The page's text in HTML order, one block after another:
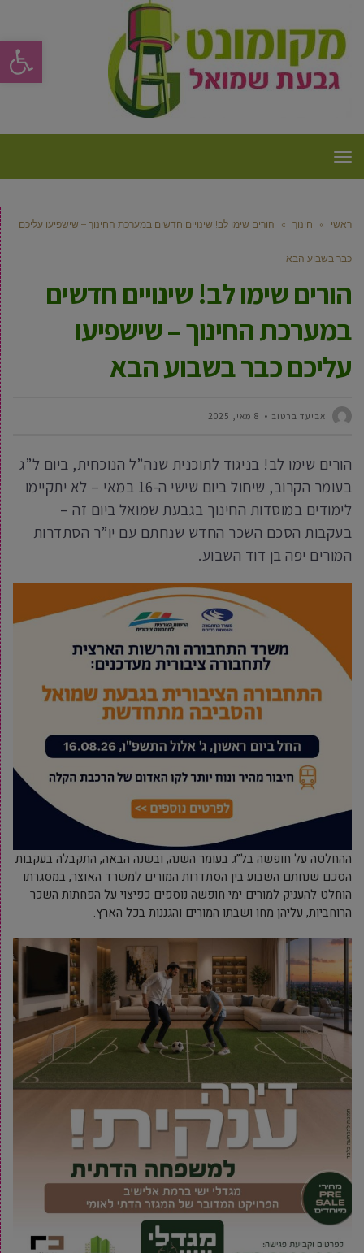
פתח
תפריט
ראשי » חינוך » הורים שימו לב! שינויים חדשים במערכת החינוך – שישפיעו עליכם
כבר בשבוע הבא
הורים שימו לב! שינויים חדשים
במערכת החינוך – שישפיעו
עליכם כבר בשבוע הבא
אביעד ברטוב 8 מאי, 2025
הורים שימו לב! בניגוד לתוכנית שנה”ל הנוכחית, ביום ל”ג
בעומר הקרוב, שיחול ביום שישי ה-16 במאי – לא יתקיימו
לימודים במוסדות החינוך בגבעת שמואל ביום זה –
בעקבות הסכם השכר החדש שנחתם עם יו”ר הסתדרות
המורים יפה בן דוד השבוע.
ההחלטה על חופשה בל”ג בעומר השנה, ובשנה הבאה, התקבלה בעקבות
הסכם שנחתם השבוע בין הסתדרות המורים למשרד האוצר, במסגרתו
הוחלט להעניק למורים ימי חופשה נוספים כפיצוי על הפחתות השכר
הרוחביות, עליהן מחו ושבתו המורים והגננות בכל הארץ.